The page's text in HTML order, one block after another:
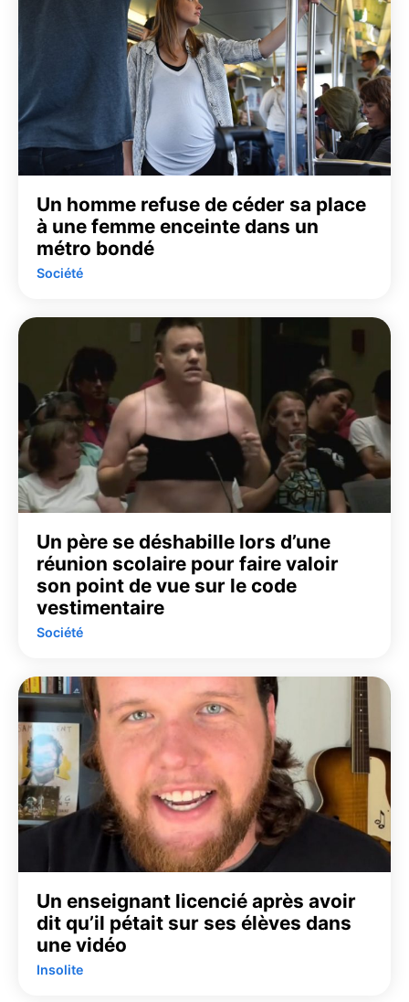
Un homme refuse de céder sa place
à une femme enceinte dans un
métro bondé
Société
Un père se déshabille lors d’une
réunion scolaire pour faire valoir
son point de vue sur le code
vestimentaire
Société
Un enseignant licencié après avoir
dit qu’il pétait sur ses élèves dans
une vidéo
Insolite